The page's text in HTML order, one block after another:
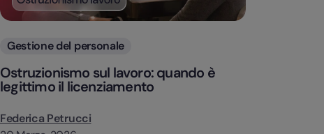
Categorie
Gestione del personale
Ostruzionismo sul lavoro: quando è
legittimo il licenziamento
Federica Petrucci